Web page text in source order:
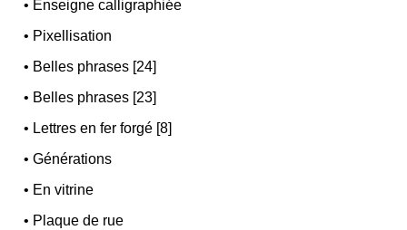
• Enseigne calligraphiée
• Pixellisation
• Belles phrases [24]
• Belles phrases [23]
• Lettres en fer forgé [8]
•Générations
• En vitrine
• Plaque de rue